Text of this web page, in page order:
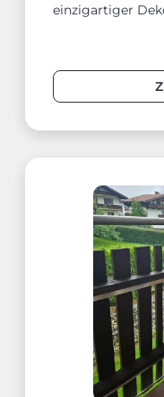
einzigartiger